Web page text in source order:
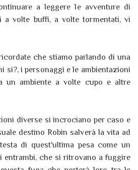
a leggere le avventure di
a volte buffi, a volte tormentati, vi
che stiamo parlando di una
si?, i personaggi e le ambientazioni
un ambiente a volte cupo e altre
diverse si incrociano per caso e
destino Robin salverà la vita ad
di quest'ultima pesa come un
entrambi, che si ritrovano a fuggire